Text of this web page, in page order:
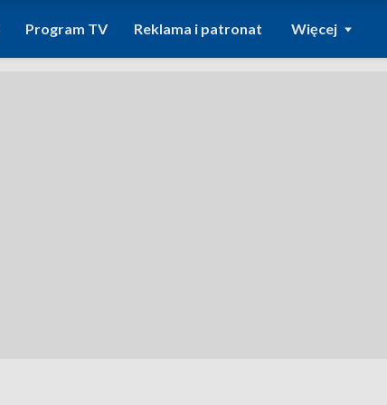
Program TV Reklama i patronat Więcej